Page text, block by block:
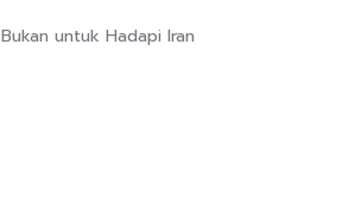
untuk Hadapi Iran